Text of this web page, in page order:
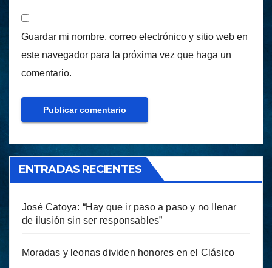
Guardar mi nombre, correo electrónico y sitio web en
este navegador para la próxima vez que haga un
comentario.
ENTRADAS RECIENTES
José Catoya: “Hay que ir paso a paso y no llenar
de ilusión sin ser responsables”
Moradas y leonas dividen honores en el Clásico